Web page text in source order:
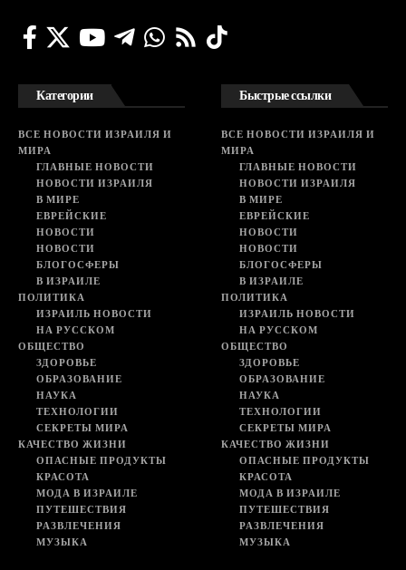
Категории
ВСЕ НОВОСТИ ИЗРАИЛЯ И
МИРА
ГЛАВНЫЕ НОВОСТИ
НОВОСТИ ИЗРАИЛЯ
В МИРЕ
ЕВРЕЙСКИЕ
НОВОСТИ
НОВОСТИ
БЛОГОСФЕРЫ
В ИЗРАИЛЕ
ПОЛИТИКА
ИЗРАИЛЬ НОВОСТИ
НА РУССКОМ
ОБЩЕСТВО
ЗДОРОВЬЕ
ОБРАЗОВАНИЕ
НАУКА
ТЕХНОЛОГИИ
СЕКРЕТЫ МИРА
КАЧЕСТВО ЖИЗНИ
ОПАСНЫЕ ПРОДУКТЫ
КРАСОТА
МОДА В ИЗРАИЛЕ
ПУТЕШЕСТВИЯ
РАЗВЛЕЧЕНИЯ
МУЗЫКА
Быстрые ссылки
ВСЕ НОВОСТИ ИЗРАИЛЯ И
МИРА
ГЛАВНЫЕ НОВОСТИ
НОВОСТИ ИЗРАИЛЯ
В МИРЕ
ЕВРЕЙСКИЕ
НОВОСТИ
НОВОСТИ
БЛОГОСФЕРЫ
В ИЗРАИЛЕ
ПОЛИТИКА
ИЗРАИЛЬ НОВОСТИ
НА РУССКОМ
ОБЩЕСТВО
ЗДОРОВЬЕ
ОБРАЗОВАНИЕ
НАУКА
ТЕХНОЛОГИИ
СЕКРЕТЫ МИРА
КАЧЕСТВО ЖИЗНИ
ОПАСНЫЕ ПРОДУКТЫ
КРАСОТА
МОДА В ИЗРАИЛЕ
ПУТЕШЕСТВИЯ
РАЗВЛЕЧЕНИЯ
МУЗЫКА